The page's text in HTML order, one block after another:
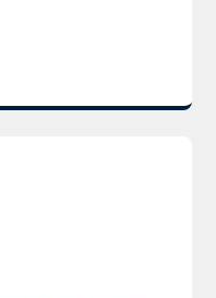
výrobu
S jejich prací
rámci. Na